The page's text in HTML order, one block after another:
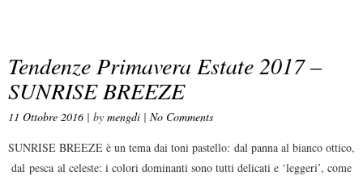
Tendenze Primavera Estate 2017 –
SUNRISE BREEZE
11 Ottobre 2016 | by mengdi | No Comments
SUNRISE BREEZE è un tema dai toni pastello: dal panna al bianco ottico,
dal pesca al celeste: i colori dominanti sono tutti delicati e ‘leggeri’, come